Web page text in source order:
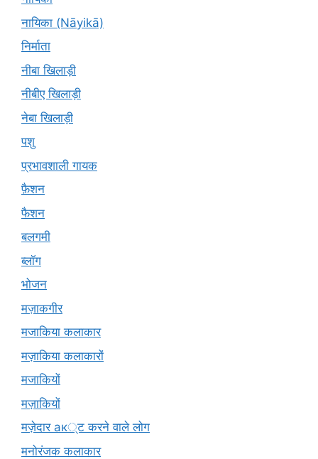
नायिका (Nāyikā)
निर्माता
नीबा खिलाड़ी
नीबीए खिलाड़ी
नेबा खिलाड़ी
पशु
प्रभावशाली गायक
फ़ैशन
फैशन
बलगमी
ब्लॉग
भोजन
मज़ाकगीर
मजाकिया कलाकार
मज़ाकिया कलाकारों
मजाकियों
मज़ाकियों
मज़ेदार ак्ट करने वाले लोग
मनोरंजक कलाकार